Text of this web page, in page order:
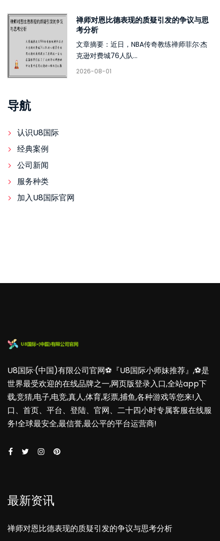
禅师对恩比德表现的质疑引发的争议与思
考分析
文章摘要：近日，NBA传奇教练禅师菲尔·杰
克逊对费城76人队...
2026-08-01
导航
认识U8国际
经典案例
公司新闻
服务种类
加入U8国际官网
U8国际·(中国)有限公司官网⚽️『U8国际小师妹推荐』,⚽️是
世界最受欢迎的在线品牌之一,网页版登录入口,全站app下
载,竞猜,电子,电竞,真人,体育,彩票,捕鱼,各种游戏等您来!入
口、首页、平台、登陆、官网、二十四小时专属客服在线服
务!全球最安全,最信誉,最公平的平台运营商!
最新资讯
禅师对恩比德表现的质疑引发的争议与思考分析